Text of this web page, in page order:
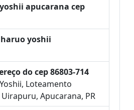
apucarana cep
yoshii
do cep 86803-714
Loteamento
Apucarana, PR